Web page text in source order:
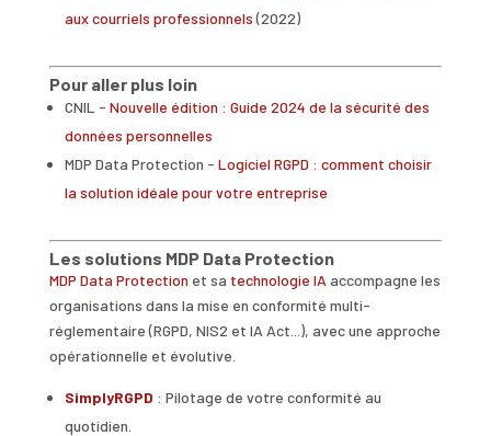
aux courriels professionnels(2022)
Pour aller plus loin
CNIL - Nouvelle édition : Guide 2024 de la sécurité des
données personnelles
MDP Data Protection - Logiciel RGPD : comment choisir
la solution idéale pour votre entreprise
Les solutions MDP Data Protection
MDP Data Protection et sa technologie IA accompagne les
organisations dans la mise en conformité multi-
réglementaire (RGPD, NIS2 et IA Act...), avec une approche
opérationnelle et évolutive.
SimplyRGPD : Pilotage de votre conformité au
quotidien.